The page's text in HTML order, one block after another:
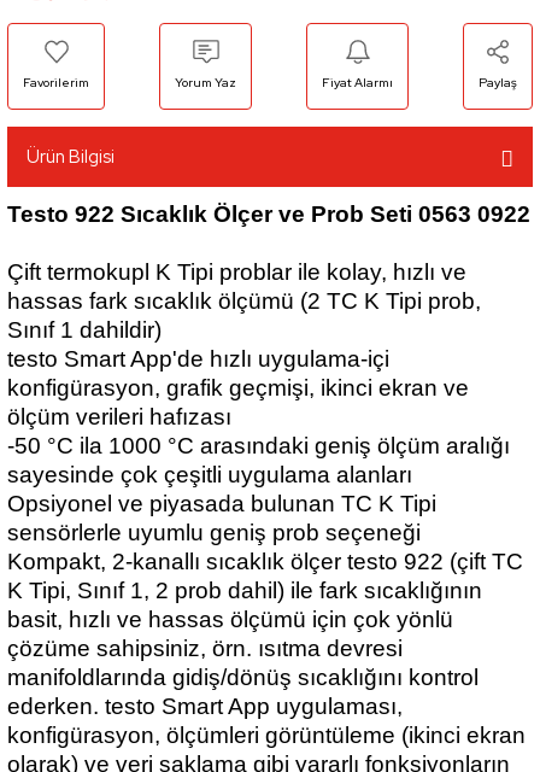
Yorum Yaz Fiyat Alarmı Paylaş
Ürün Bilgisi
Testo 922 Sıcaklık Ölçer ve Prob Seti 0563 0922
Çift termokupl K Tipi problar ile kolay, hızlı ve
hassas fark sıcaklık ölçümü (2 TC K Tipi prob,
Sınıf 1 dahildir)
testo Smart App'de hızlı uygulama-içi
konfigürasyon, grafik geçmişi, ikinci ekran ve
ölçüm verileri hafızası
-50 °C ila 1000 °C arasındaki geniş ölçüm aralığı
sayesinde çok çeşitli uygulama alanları
Opsiyonel ve piyasada bulunan TC K Tipi
sensörlerle uyumlu geniş prob seçeneği
Kompakt, 2-kanallı sıcaklık ölçer testo 922 (çift TC
K Tipi, Sınıf 1, 2 prob dahil) ile fark sıcaklığının
basit, hızlı ve hassas ölçümü için çok yönlü
çözüme sahipsiniz, örn. ısıtma devresi
manifoldlarında gidiş/dönüş sıcaklığını kontrol
ederken. testo Smart App uygulaması,
konfigürasyon, ölçümleri görüntüleme (ikinci ekran
olarak) ve veri saklama gibi yararlı fonksiyonların